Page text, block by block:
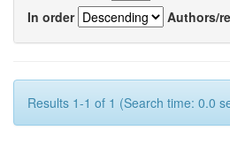
In order
Authors/
Results 1-1 of 1 (Search time: 0.0